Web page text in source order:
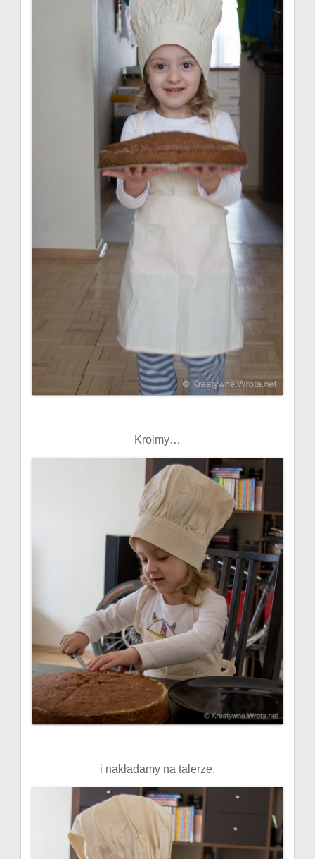
Kroimy…
i nakładamy na talerze.